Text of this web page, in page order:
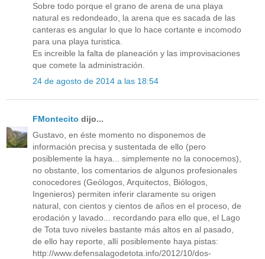
Sobre todo porque el grano de arena de una playa
natural es redondeado, la arena que es sacada de las
canteras es angular lo que lo hace cortante e incomodo
para una playa turistica.
Es increible la falta de planeación y las improvisaciones
que comete la administración.
24 de agosto de 2014 a las 18:54
FMontecito dijo...
Gustavo, en éste momento no disponemos de
información precisa y sustentada de ello (pero
posiblemente la haya... simplemente no la conocemos),
no obstante, los comentarios de algunos profesionales
conocedores (Geólogos, Arquitectos, Biólogos,
Ingenieros) permiten inferir claramente su origen
natural, con cientos y cientos de años en el proceso, de
erodación y lavado... recordando para ello que, el Lago
de Tota tuvo niveles bastante más altos en al pasado,
de ello hay reporte, allí posiblemente haya pistas:
http://www.defensalagodetota.info/2012/10/dos-